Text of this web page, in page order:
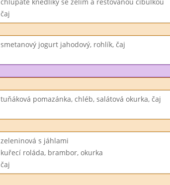
čaj
smetanový jogurt jahodový, rohlík, čaj
tuňáková pomazánka, chléb, salátová okurka, čaj
zeleninová s jáhlami
kuřecí roláda, brambor, okurka
čaj